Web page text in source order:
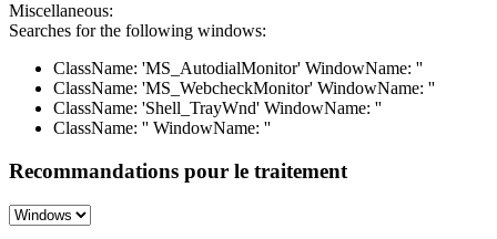
Miscellaneous:
Searches for the following windows:
ClassName: 'MS_AutodialMonitor' WindowName: ''
ClassName: 'MS_WebcheckMonitor' WindowName: ''
ClassName: 'Shell_TrayWnd' WindowName: ''
ClassName: '' WindowName: ''
Recommandations pour le traitement